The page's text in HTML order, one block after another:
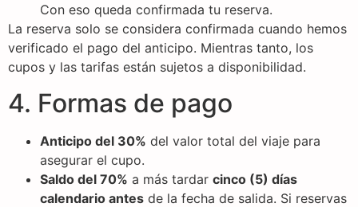
Con eso queda confirmada tu reserva.
La reserva solo se considera confirmada cuando hemos
verificado el pago del anticipo. Mientras tanto, los
cupos y las tarifas están sujetos a disponibilidad.
4. Formas de pago
Anticipo del 30% del valor total del viaje para
asegurar el cupo.
Saldo del 70% a más tardar cinco (5) días
calendario antes de la fecha de salida. Si reservas